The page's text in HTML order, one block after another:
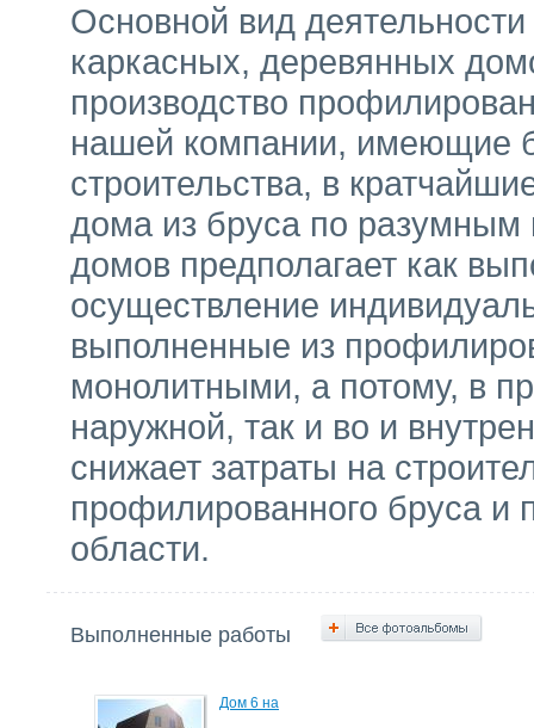
Основной вид
каркасных, деревянных
производство
нашей компании, имеющие
строительства, в
дома из бруса по разумным
домов предполагает как
осуществление
выполненные из
монолитными, а потому, в
наружной, так и во и
снижает затраты на
профилированного бруса и
области.
Выполненные работы
Дом 6 на